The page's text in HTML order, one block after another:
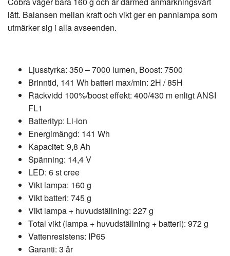
lätt. Balansen mellan kraft och vikt ger en pannlampa som
utmärker sig i alla avseenden.
Ljusstyrka: 350 – 7000 lumen, Boost: 7500
Brinntid, 141 Wh batteri max/min: 2H / 85H
Räckvidd 100%/boost effekt: 400/430 m enligt ANSI
FL1
Batterityp: Li-ion
Energimängd: 141 Wh
Kapacitet: 9,8 Ah
Spänning: 14,4 V
LED: 6 st cree
Vikt lampa: 160 g
Vikt batteri: 745 g
Vikt lampa + huvudställning: 227 g
Total vikt (lampa + huvudställning + batteri): 972 g
Vattenresistens: IP65
Garanti: 3 år